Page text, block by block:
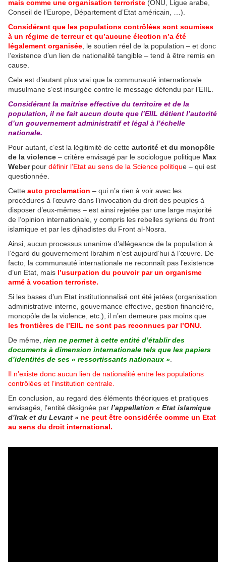
mais comme une organisation terroriste (ONU, Ligue arabe,
Conseil de l’Europe, Département d’Etat américain, …).
Considérant que les populations contrôlées sont soumises
à un régime de terreur et qu’aucune élection n’a été
légalement organisée , le soutien réel de la population – et donc
l’existence d’un lien de nationalité tangible – tend à être remis en
cause.
Cela est d’autant plus vrai que la communauté internationale
musulmane s’est insurgée contre le message défendu par l’EIIL.
Considérant la maitrise effective du territoire et de la
population, il ne fait aucun doute que l’EIIL détient l’autorité
d’un gouvernement administratif et légal à l’échelle
nationale.
Pour autant, c’est la légitimité de cette autorité et du monopôle
de la violence – critère envisagé par le sociologue politique Max
Weberpour définir l’Etat au sens de la Science politique – qui est
questionnée.
Cette auto proclamation – qui n’a rien à voir avec les
procédures à l’œuvre dans l’invocation du droit des peuples à
disposer d’eux-mêmes – est ainsi rejetée par une large majorité
de l’opinion internationale, y compris les rebelles syriens du front
islamique et par les djihadistes du Front al-Nosra.
Ainsi, aucun processus unanime d’allégeance de la population à
l’égard du gouvernement Ibrahim n’est aujourd’hui à l’œuvre. De
facto, la communauté internationale ne reconnaît pas l’existence
d’un Etat, mais l’usurpation du pouvoir par un organisme
armé à vocation terroriste.
Si les bases d’un Etat institutionnalisé ont été jetées (organisation
administrative interne, gouvernance effective, gestion financière,
monopôle de la violence, etc.), il n’en demeure pas moins que
les frontières de l’EIIL ne sont pas reconnues par l’ONU.
De même, rien ne permet à cette entité d’établir des
documents à dimension internationale tels que les papiers
d’identités de ses « ressortissants nationaux »
Il n’existe donc aucun lien de nationalité entre les populations
contrôlées et l’institution centrale.
En conclusion, au regard des éléments théoriques et pratiques
envisagés, l’entité désignée par l’appellation « Etat islamique
d’Irak et du Levant » ne peut être considérée comme un Etat
au sens du droit international.